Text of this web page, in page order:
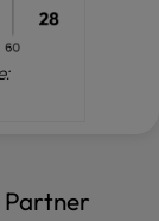
Partner